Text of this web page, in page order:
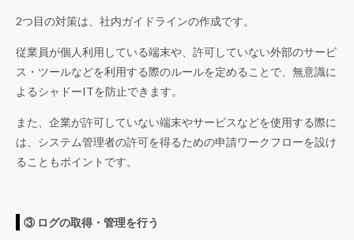
2つ目の対策は、社内ガイドラインの作成です。
従業員が個人利用している端末や、許可していない外部のサービ
ス・ツールなどを利用する際のルールを定めることで、無意識に
よるシャドーITを防止できます。
また、企業が許可していない端末やサービスなどを使用する際に
は、システム管理者の許可を得るための申請ワークフローを設け
ることもポイントです。
③ ログの取得・管理を行う